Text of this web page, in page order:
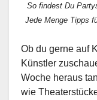
So findest Du
Jede Menge Tipps
Ob du gerne auf
Künstler
Woche heraus
wie